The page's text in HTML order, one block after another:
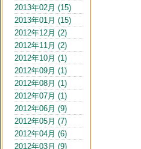
2013年02月 (15)
2013年01月 (15)
2012年12月 (2)
2012年11月 (2)
2012年10月 (1)
2012年09月 (1)
2012年08月 (1)
2012年07月 (1)
2012年06月 (9)
2012年05月 (7)
2012年04月 (6)
2012年03月 (9)